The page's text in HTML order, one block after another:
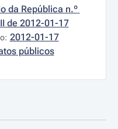
da República n.º
de 2012-01-17
2012-01-17
públicos